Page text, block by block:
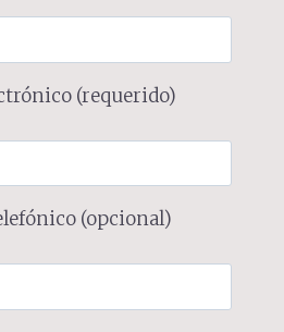
(requerido)
(opcional)